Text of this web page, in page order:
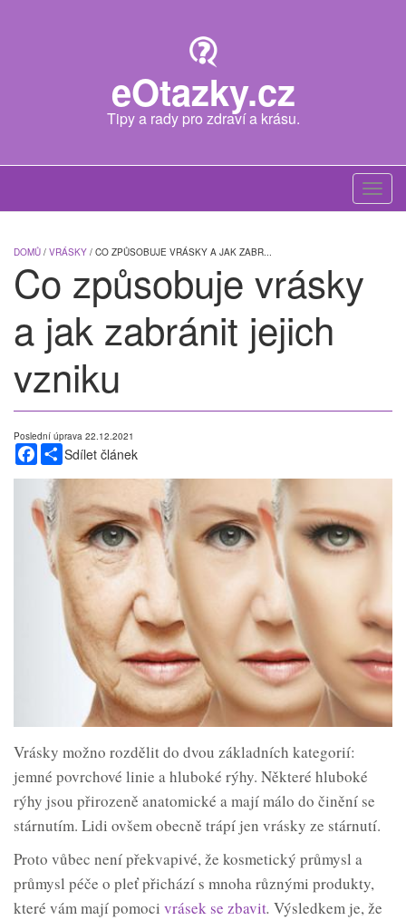
eOtazky.cz
Tipy a rady pro zdraví a krásu.
DOMŮ / VRÁSKY / CO ZPŮSOBUJE VRÁSKY A JAK ZABR...
Co způsobuje vrásky
a jak zabránit jejich
vzniku
Poslední úprava 22.12.2021
Sdílet článek
Facebook
Share
Vrásky možno rozdělit do dvou základních kategorií:
jemné povrchové linie a hluboké rýhy. Některé hluboké
rýhy jsou přirozeně anatomické a mají málo do činění se
stárnutím. Lidi ovšem obecně trápí jen vrásky ze stárnutí.
Proto vůbec není překvapivé, že kosmetický průmysl a
průmysl péče o pleť přichází s mnoha různými produkty,
které vám mají pomoci vrásek se zbavit. Výsledkem je, že